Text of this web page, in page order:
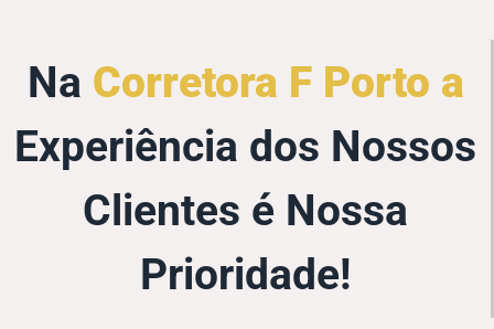
Na Corretora F Porto a
Experiência dos Nossos
Clientes é Nossa
Prioridade!